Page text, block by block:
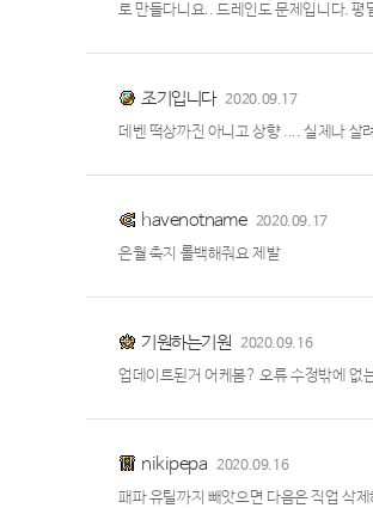
로 만들다니요.. 드레인도 문제입니다.
조기입니다 2020.09.17
데벤 떡상까진 아니고 상향 .... 실체나 살
havenotname 2020.09.17
은월 축지 롤백해줘요 제발
기원하는기원 2020.09.16
업데이트된거 어케봄? 오류 수정밖에 없
nikipepa 2020.09.16
패파 유틸까지 빼앗으면 다음은 직업 삭